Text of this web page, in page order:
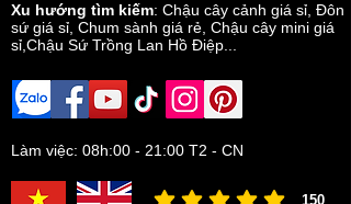
Xu hướng tìm kiếm: Chậu cây cảnh giá sỉ Đôn
sứ giá sỉ Chum sành giá rẻ Chậu cây mini giá
sỉ,Chậu Sứ Trồng Lan Hồ Điệp...
Làm việc: 08h:00 - 21:00 T2 - CN
150